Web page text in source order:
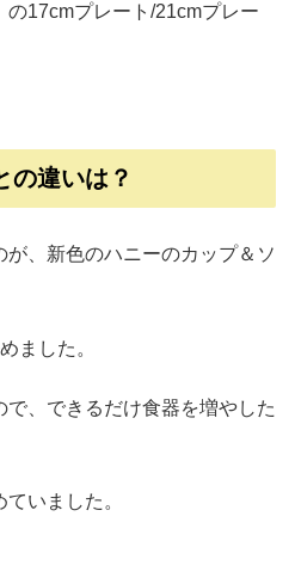
17cmプレート/21cmプレー
の違いは？
が、新色のハニーのカップ＆ソ
ました。
、できるだけ食器を増やした
いました。